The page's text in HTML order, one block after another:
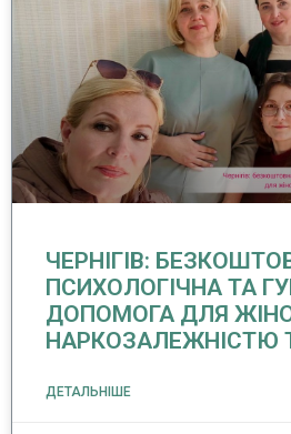
ЧЕРНІГІВ:
ПСИХОЛОГІЧНА ТА
ДОПОМОГА ДЛЯ
НАРКОЗАЛЕЖНІСТЮ
ДЕТАЛЬНІШЕ